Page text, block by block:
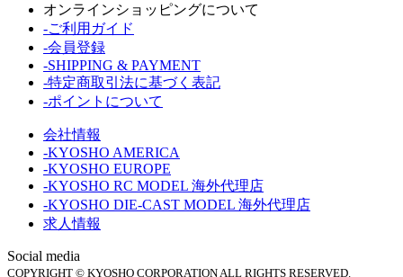
オンラインショッピングについて
-ご利用ガイド
-会員登録
-SHIPPING & PAYMENT
-特定商取引法に基づく表記
-ポイントについて
会社情報
-KYOSHO AMERICA
-KYOSHO EUROPE
-KYOSHO RC MODEL 海外代理店
-KYOSHO DIE-CAST MODEL 海外代理店
求人情報
Social media
COPYRIGHT © KYOSHO CORPORATION ALL RIGHTS RESERVED.